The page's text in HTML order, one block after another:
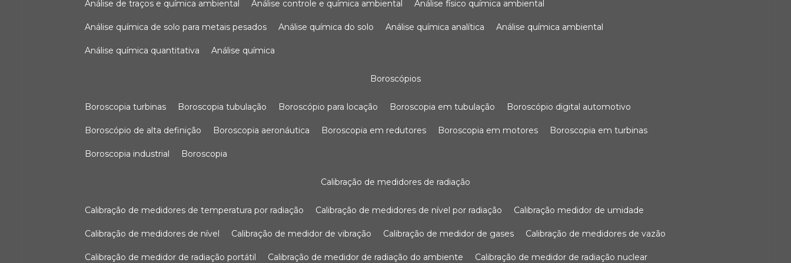
análise de traços e química ambiental análise controle e química ambiental análise físico química ambiental
análise química de solo para metais pesados análise química do solo análise química analítica análise química ambiental
análise química quantitativa análise química
boroscópios
boroscopia turbinas boroscopia tubulação boroscópio para locação boroscopia em tubulação boroscópio digital automotivo
boroscópio de alta definição boroscopia aeronáutica boroscopia em redutores boroscopia em motores boroscopia em turbinas
boroscopia industrial boroscopia
calibração de medidores de radiação
calibração de medidores de temperatura por radiação calibração de medidores de nível por radiação calibração medidor de umidade
calibração de medidores de nível calibração de medidor de vibração calibração de medidor de gases calibração de medidores de vazão
calibração de medidor de radiação portátil calibração de medidor de radiação do ambiente calibração de medidor de radiação nuclear